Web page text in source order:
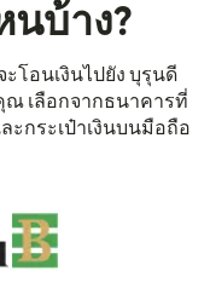
นบ้าง?
โอนเงินไปยัง บุรุนดี
เลือกจากธนาคารที่
ะกระเป๋าเงินบนมือถือ